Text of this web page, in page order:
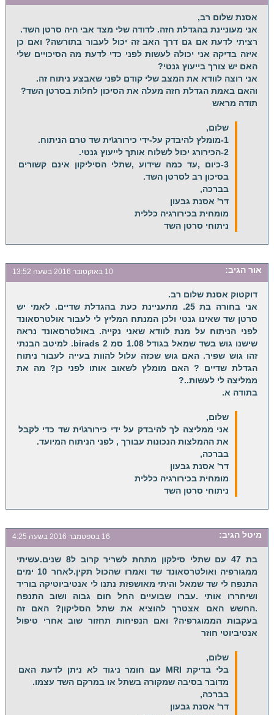
אסנת שלום רב,
אני מעוניינת בהגדלת חזה. לדודה שלי מצד אבי היה סרטן השד.
רציתי לדעת אם גם דרך האב זה יכול לעבור בתורשה? ואם כן
איזה בדיקה אני יכולה לעשות לפני כדי לדעת מה הסיכויים שלי
האם יש צורך בייעוץ גנטי?
אני רוצה לוודא את המצב שלי קודם לפני שאבצע ניתוח זה.
והאם באמת הגדלת חזה מעלה את הסיכון לחלות בסרטן השד?
תודה מראש
שלום,
1-מומלץ להיבדק על-ידי כירורג\ית שד טרם הניתוח.
2-הכירורג יכול לשלוח אותך לייעוץ גנטי.
3-כיום ,עד כמה שידוע ,שתלי הסיליקון אינם קשורים
בסיכון רב לסרטן השד.
בברכה,
דר' אסנת גבעון
מומחית בכירורגיה כללית
ניתוחי סרטן השד
אור הגיב: 10 באוקטובר 2016 בשעה 13:52
דוקטוק אסנת שלום רב.
אני בחורה בת 25. מתעניינת כעת בהגדלת שדיים. לאמי יש
סרטן שד שאינו גנטי ולכן המנתח המליץ לי לעבור אולטרסאונד
לפני הניתוח על מנת לוודא שאני נקייה. באולטרסאונד נראה
שישנו גוש בשד שמאל בגודל 1.08 סמ birads 2. למיטב הבנתי
זהו גוש שפיר. האם גוש שכזה עלול להוות בעייה לעבור ניתוח
הגדלת שדיים ? האם מומלץ לשאוב אותו לפני כן? מה את
ממליצה לי לעשות..?
בתודה א.
שלום,
אני ממליצה לך להיבדק על ידי כירורג\ית שד כדי לקבל
את ההמלצות הנכונות עבורך , לפני הניתוח המיועד.
בברכה,
דר' אסנת גבעון
מומחית בכירורגיה כללית
ניתוחי סרטן השד
מיטל הגיב: 16 בספטמבר 2016 בשעה 4:25
בת 47 עם שתלי סילקון מתחת לשריר קרוב ל8 שנים.עשיתי
ממגורפיה ואולטרסאונד שד ואמרו שהכול תקין.לאחר 10 ימים
התנפח לי שד שמאל והיתי מאושפזת נתנו לי אנטיביוטיקה בוריד
ושיחררו אותי .עברו שבועיים החל חום גבוה ושוב התנפח
.החשש האם אצטרך להוציא את שתל הסליקון? האם זה
בעקבות הממוגרפיה? ואם הנפיחות תחזור שוב אחרי טיפול
אנטיביוטי חוזר
שלום,
בלי בדיקת MRI עם חומר ניגוד לא ניתן לדעת האם
מדובר בסיבה שמקורה בשתל או במרקם השד עצמו.
בברכה,
דר' אסנת גבעון